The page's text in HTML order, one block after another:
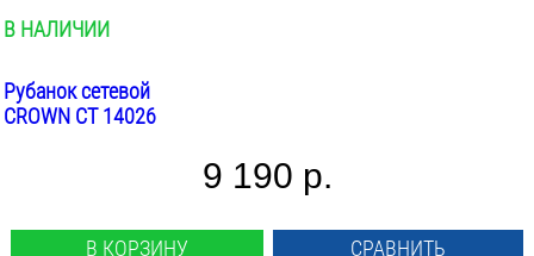
В НАЛИЧИИ
Рубанок сетевой
CROWN CT 14026
9 190 р.
В КОРЗИНУ СРАВНИТЬ